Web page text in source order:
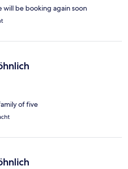
will be booking again soon
of five